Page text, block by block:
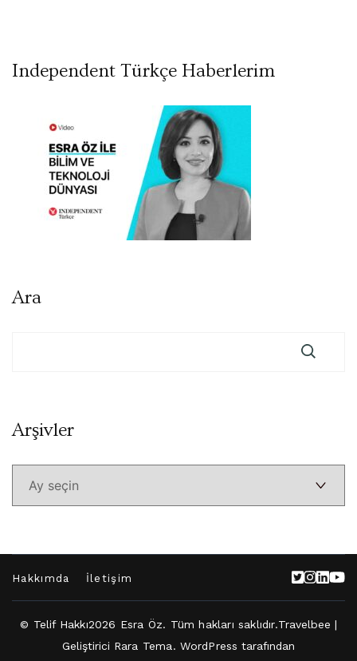
Independent Türkçe Haberlerim
Ara
ArşivlerArşivler
Hakkımda İletişim
© Telif Hakkı2026 Esra Öz. Tüm hakları saklıdır.Travelbee |
Geliştirici Rara Tema. WordPress tarafından